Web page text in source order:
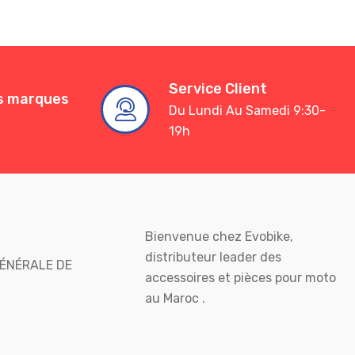
marques
Service Client
Du Lundi Au Samedi 9:30-
19h
DE
Bienvenue chez Evobike,
distributeur leader des
accessoires et pièces pour moto
au Maroc .